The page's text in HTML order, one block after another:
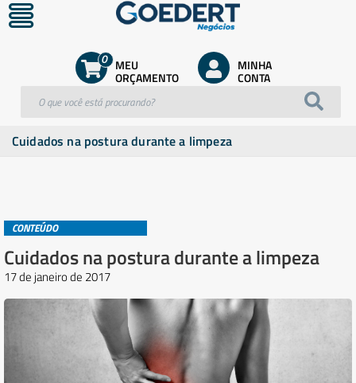
MEU
ORÇAMENTO
0 MINHA
CONTA
Cuidados na postura durante a limpeza
CONTEÚDO
Cuidados na postura durante a limpeza
17 de janeiro de 2017